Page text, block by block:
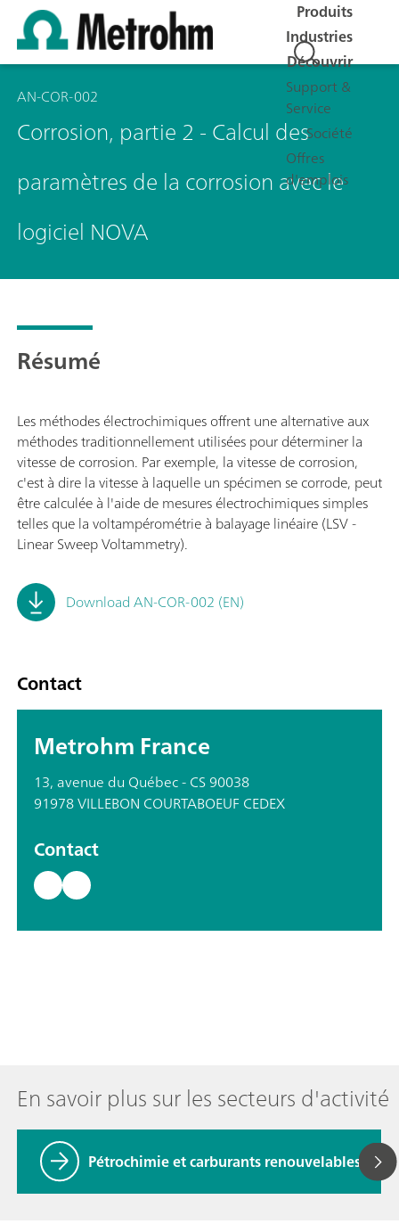
Produits
Industries
Découvrir
Support &
Service
Société
Offres
d'emplois
AN-COR-002
Corrosion, partie 2 - Calcul des
paramètres de la corrosion avec le
logiciel NOVA
Résumé
Les méthodes électrochimiques offrent une alternative aux
méthodes traditionnellement utilisées pour déterminer la
vitesse de corrosion. Par exemple, la vitesse de corrosion,
c'est à dire la vitesse à laquelle un spécimen se corrode, peut
être calculée à l'aide de mesures électrochimiques simples
telles que la voltampérométrie à balayage linéaire (LSV -
Linear Sweep Voltammetry).
Download AN-COR-002 (EN)
Contact
Metrohm France
13, avenue du Québec - CS 90038
91978 VILLEBON COURTABOEUF CEDEX
Contact
En savoir plus sur les secteurs d'activité
Pétrochimie et carburants renouvelables